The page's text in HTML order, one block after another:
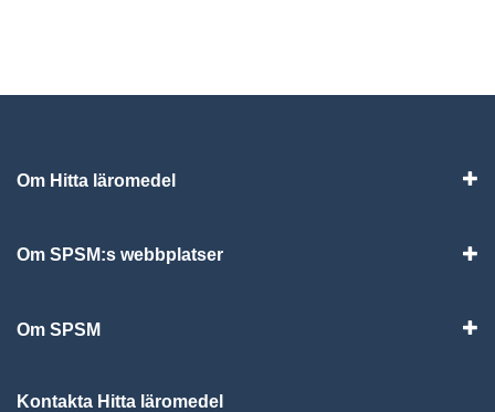
Om Hitta läromedel
Om SPSM:s webbplatser
Om SPSM
Kontakta Hitta läromedel